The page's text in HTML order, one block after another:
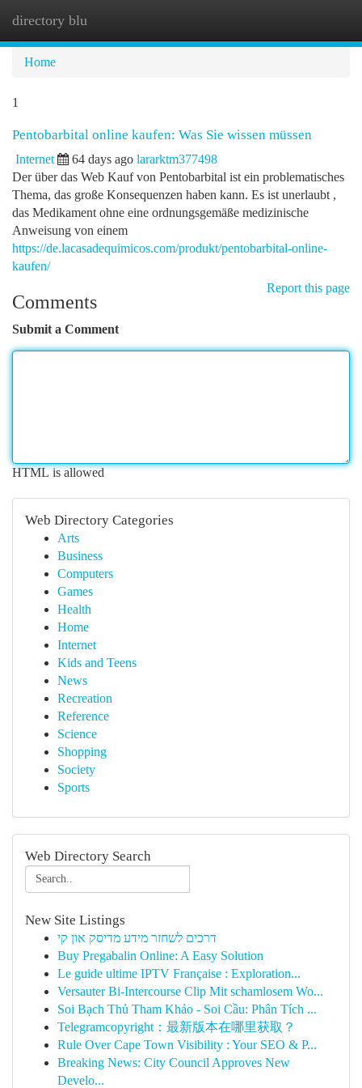
directory blu
Home
1
Pentobarbital online kaufen: Was Sie wissen müssen
Internet 64 days ago lararktm377498
Der über das Web Kauf von Pentobarbital ist ein problematisches
Thema, das große Konsequenzen haben kann. Es ist unerlaubt ,
das Medikament ohne eine ordnungsgemäße medizinische
Anweisung von einem
https://de.lacasadequimicos.com/produkt/pentobarbital-online-
kaufen/
Report this page
Comments
Submit a Comment
HTML is allowed
Web Directory Categories
Arts
Business
Computers
Games
Health
Home
Internet
Kids and Teens
News
Recreation
Reference
Science
Shopping
Society
Sports
Web Directory Search
New Site Listings
דרכים לשחזר מידע מדיסק און קי
Buy Pregabalin Online: A Easy Solution
Le guide ultime IPTV Française : Exploration...
Versauter Bi-Intercourse Clip Mit schamlosem Wo...
Soi Bạch Thủ Tham Khảo - Soi Cầu: Phân Tích ...
Telegramcopyright：最新版本在哪里获取？
Rule Over Cape Town Visibility : Your SEO & P...
Breaking News: City Council Approves New
Develo...